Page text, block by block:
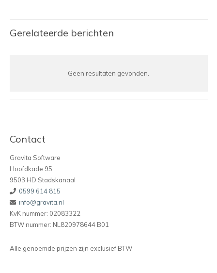
Gerelateerde berichten
Geen resultaten gevonden.
Contact
Gravita Software
Hoofdkade 95
9503 HD Stadskanaal
0599 614 815
info@gravita.nl
KvK nummer: 02083322
BTW nummer: NL820978644 B01
Alle genoemde prijzen zijn exclusief BTW